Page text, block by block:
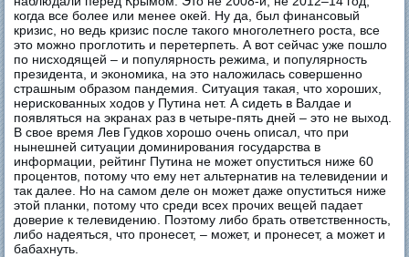
когда все более или менее окей. Ну да, был финансовый
кризис, но ведь кризис после такого многолетнего роста, все
это можно проглотить и перетерпеть. А вот сейчас уже пошло
по нисходящей – и популярность режима, и популярность
президента, и экономика, на это наложилась совершенно
страшным образом пандемия. Ситуация такая, что хороших,
нерискованных ходов у Путина нет. А сидеть в Валдае и
появляться на экранах раз в четыре-пять дней – это не выход.
В свое время Лев Гудков хорошо очень описал, что при
нынешней ситуации доминирования государства в
информации, рейтинг Путина не может опуститься ниже 60
процентов, потому что ему нет альтернатив на телевидении и
так далее. Но на самом деле он может даже опуститься ниже
этой планки, потому что среди всех прочих вещей падает
доверие к телевидению. Поэтому либо брать ответственность,
либо надеяться, что пронесет, – может, и пронесет, а может и
бабахнуть.